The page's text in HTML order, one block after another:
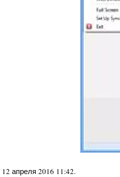
12 апреля 2016 11:42.